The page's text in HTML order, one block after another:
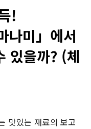
!
나미」에서
있을까? (체
맛있는 재료의 보고